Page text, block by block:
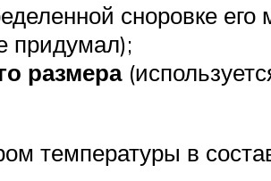
сноровке
придумал);
размера
температуры в